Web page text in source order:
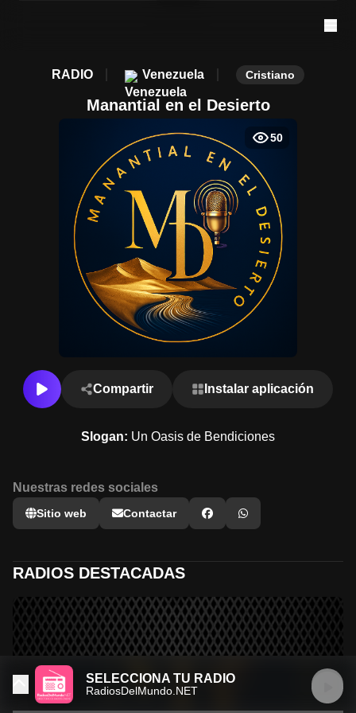
RADIO Venezuela Cristiano
Manantial en el Desierto
50
Slogan: Un Oasis de Bendiciones
Compartir Instalar aplicación
Nuestras redes sociales
Sitio web Contactar
RADIOS DESTACADAS
SELECCIONA TU RADIO
RadiosDelMundo.NET